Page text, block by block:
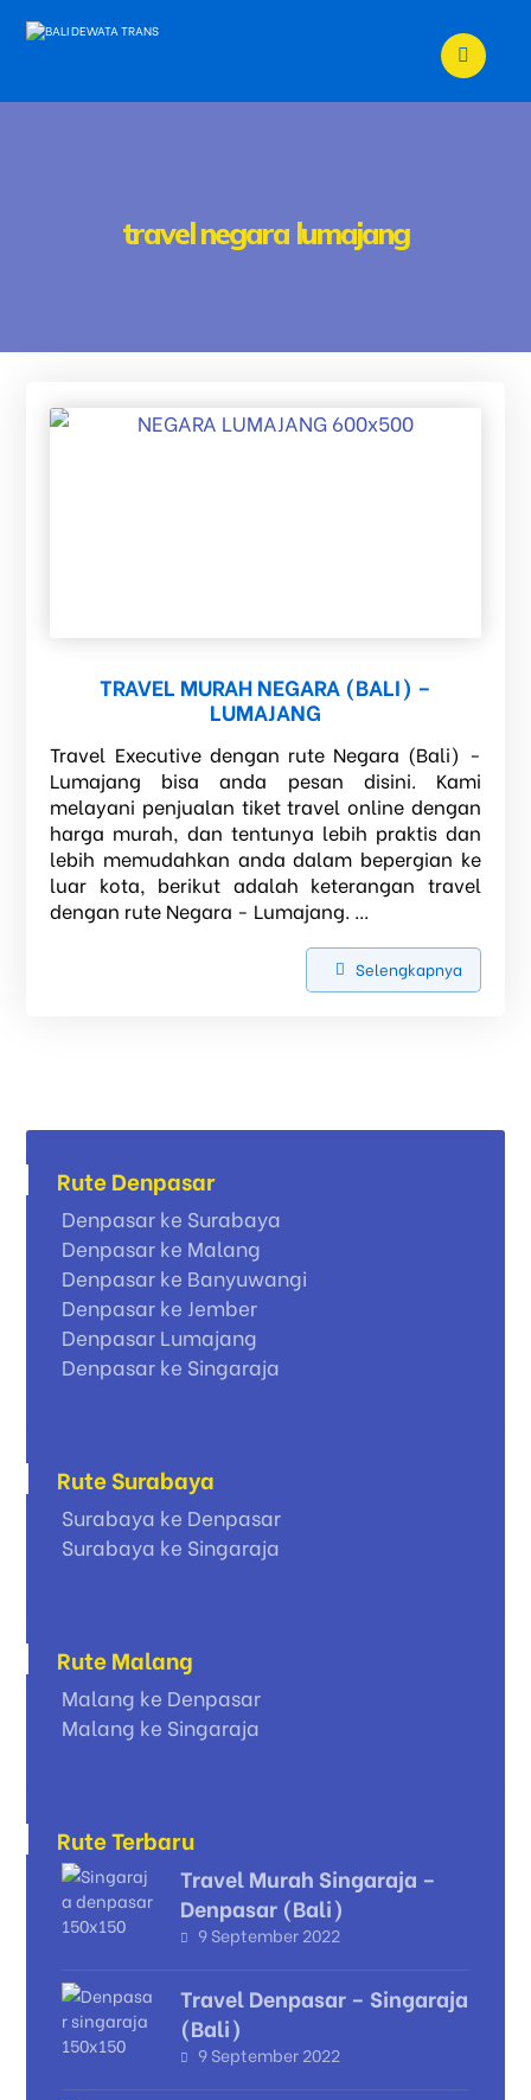
travel negara lumajang
TRAVEL MURAH NEGARA (BALI) –
LUMAJANG
Travel Executive dengan rute Negara (Bali) -
Lumajang bisa anda pesan disini. Kami
melayani penjualan tiket travel online dengan
harga murah, dan tentunya lebih praktis dan
lebih memudahkan anda dalam bepergian ke
luar kota, berikut adalah keterangan travel
dengan rute Negara - Lumajang. ...
Selengkapnya
Rute Denpasar
Denpasar ke Surabaya
Denpasar ke Malang
Denpasar ke Banyuwangi
Denpasar ke Jember
Denpasar Lumajang
Denpasar ke Singaraja
Rute Surabaya
Surabaya ke Denpasar
Surabaya ke Singaraja
Rute Malang
Malang ke Denpasar
Malang ke Singaraja
Rute Terbaru
Travel Murah Singaraja –
Denpasar (Bali)
9 September 2022
Travel Denpasar – Singaraja
(Bali)
9 September 2022